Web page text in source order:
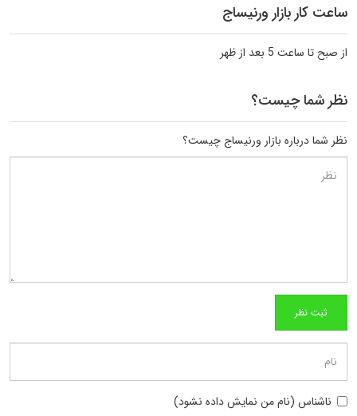
ساعت کار بازار ورنیساج
از صبح تا ساعت 5 بعد از ظهر
نظر شما چیست؟
نظر شما درباره بازار ورنیساج چیست؟
ناشناس (نام من نمایش داده نشود)